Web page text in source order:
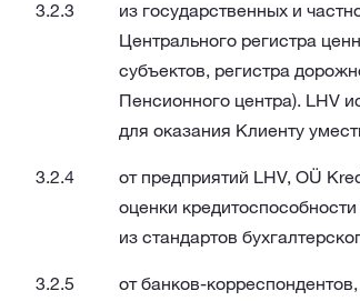
из государственных и
Центрального регистра
субъектов, регистра
Пенсионного центра). LHV
для оказания Клиенту
от предприятий LHV, OÜ
оценки
из стандартов
от банков-